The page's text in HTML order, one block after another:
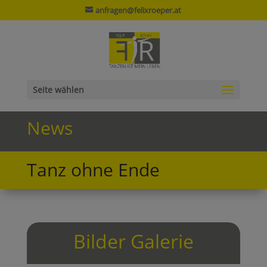
anfragen@felixroeper.at
Seite wählen
News
Tanz ohne Ende
Bilder Galerie